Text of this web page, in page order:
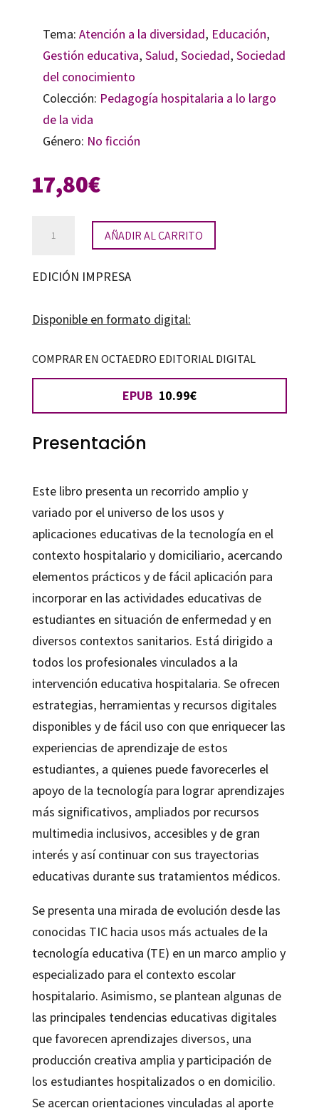
Tema: Atención a la diversidad, Educación,
Gestión educativa, Salud, Sociedad, Sociedad
del conocimiento
Colección: Pedagogía hospitalaria a lo largo
de la vida
Género: No ficción
17,80€
Hospitalaria
cantidad
AÑADIR AL CARRITO
EDICIÓN IMPRESA
Disponible en formato digital:
COMPRAR EN OCTAEDRO EDITORIAL DIGITAL
EPUB 10.99€
Presentación
Este libro presenta un recorrido amplio y
variado por el universo de los usos y
aplicaciones educativas de la tecnología en el
contexto hospitalario y domiciliario, acercando
elementos prácticos y de fácil aplicación para
incorporar en las actividades educativas de
estudiantes en situación de enfermedad y en
diversos contextos sanitarios. Está dirigido a
todos los profesionales vinculados a la
intervención educativa hospitalaria. Se ofrecen
estrategias, herramientas y recursos digitales
disponibles y de fácil uso con que enriquecer las
experiencias de aprendizaje de estos
estudiantes, a quienes puede favorecerles el
apoyo de la tecnología para lograr aprendizajes
más significativos, ampliados por recursos
multimedia inclusivos, accesibles y de gran
interés y así continuar con sus trayectorias
educativas durante sus tratamientos médicos.
Se presenta una mirada de evolución desde las
conocidas TIC hacia usos más actuales de la
tecnología educativa (TE) en un marco amplio y
especializado para el contexto escolar
hospitalario. Asimismo, se plantean algunas de
las principales tendencias educativas digitales
que favorecen aprendizajes diversos, una
producción creativa amplia y participación de
los estudiantes hospitalizados o en domicilio.
Se acercan orientaciones vinculadas al aporte